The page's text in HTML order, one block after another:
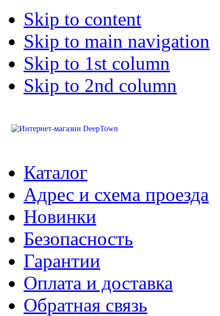
Skip to content
Skip to main navigation
Skip to 1st column
Skip to 2nd column
Каталог
Адрес и схема проезда
Новинки
Безопасность
Гарантии
Оплата и доставка
Обратная связь